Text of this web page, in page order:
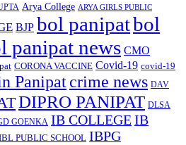
Arya College ARYA GIRLS PUBLIC
BJP bol panipatbol
panipat news CMO
CORONA VACCINE Covid-19 covid-19
Panipatcrime news DAV
DIPRO PANIPAT DLSA
GOENKA IB COLLEGEIB
PUBLIC SCHOOL IBPG